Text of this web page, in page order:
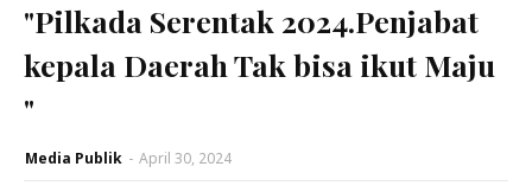
"Pilkada Serentak 2024.Penjabat
kepala Daerah Tak bisa ikut Maju
"
Media Publik - April 30, 2024